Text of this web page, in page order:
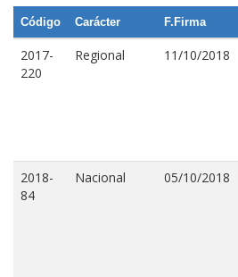
Código Carácter F.Firma
2017-
220
Regional 11/10/2018
2018-
84
Nacional 05/10/2018